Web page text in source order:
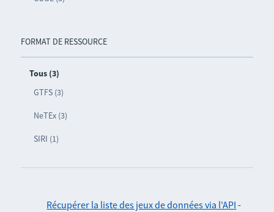
FORMAT DE RESSOURCE
Tous (3)
GTFS (3)
NeTEx (3)
SIRI (1)
Récupérer la liste des jeux de données via l'API -